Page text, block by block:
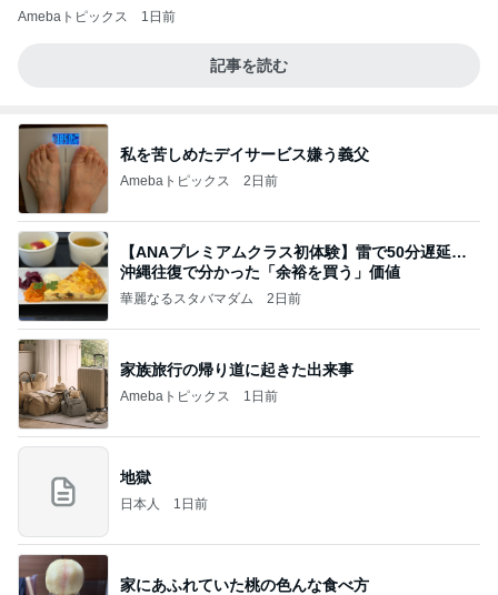
Amebaトピックス 1日前
記事を読む
私を苦しめたデイサービス嫌う義父
Amebaトピックス 2日前
【ANAプレミアムクラス初体験】雷で50分遅延…
沖縄往復で分かった「余裕を買う」価値
華麗なるスタバマダム 2日前
家族旅行の帰り道に起きた出来事
Amebaトピックス 1日前
地獄
日本人 1日前
家にあふれていた桃の色んな食べ方